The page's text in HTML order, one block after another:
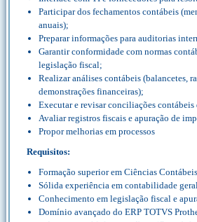
Participar dos fechamentos contábeis
anuais);
Preparar informações para auditorias
Garantir conformidade com normas
legislação fiscal;
Realizar análises contábeis (balancetes,
demonstrações financeiras);
Executar e revisar conciliações
Avaliar registros fiscais e apuração de
Propor melhorias em processos
Requisitos:
Formação superior em Ciências
Sólida experiência em contabilidade
Conhecimento em legislação fiscal e
Domínio avançado do ERP TOTVS